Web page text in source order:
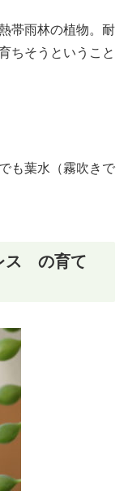
帯雨林の植物。耐
ちそうということ
も葉水（霧吹きで
ス の育て